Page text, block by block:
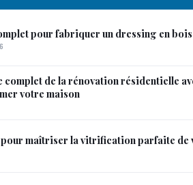
pour fabriquer un dressing en
complet de la rénovation résidentielle
votre maison
pour maîtriser la vitrification parfaite de